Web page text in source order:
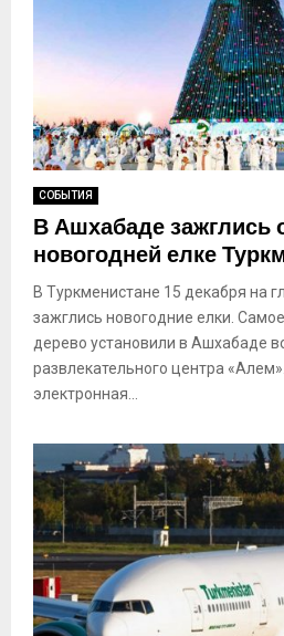
СОБЫТИЯ
В Ашхабаде зажглись
новогодней елке
В Туркменистане 15 декабря на
зажглись новогодние елки.
дерево установили в Ашхабаде
развлекательного центра
электронная...